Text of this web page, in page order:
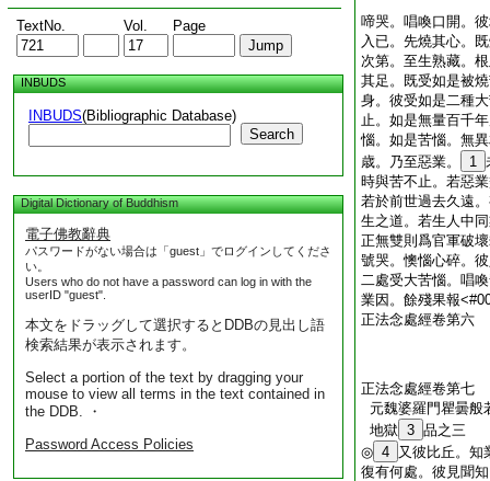
TextNo. Vol. Page
INBUDS
INBUDS(Bibliographic Database)
Search
Digital Dictionary of Buddhism
電子佛教辭典
パスワードがない場合は「guest」でログインしてくださ
い。
Users who do not have a password can log in with the
userID "guest".
本文をドラッグして選択するとDDBの見出し語
検索結果が表示されます。
Select a portion of the text by dragging your
mouse to view all terms in the text contained in
the DDB. ・
Password Access Policies
啼哭。唱喚口開。
入已。先燒其心。
次第。至生熟藏。
其足。既受如是被
身。彼受如是二種
止。如是無量百千
惱。如是苦惱。無
歳。乃至惡業。
1
時與苦不止。若惡
若於前世過去久遠
生之道。若生人中
正無雙則爲官軍破
號哭。懊惱心碎。
二處受大苦惱。唱
業因。餘殘果報
正法念處經卷第六
正法念處經卷第七
元魏婆羅門瞿曇般
地獄 3 品之三
◎ 4 又彼比丘。知
復有何處。彼見聞